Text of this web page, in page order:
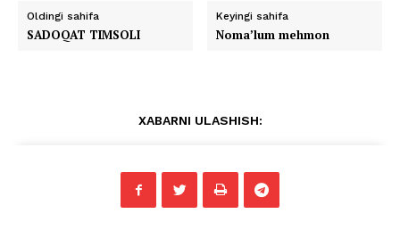
Oldingi sahifa
SADOQAT TIMSOLI
Keyingi sahifa
Noma’lum mehmon
XABARNI ULASHISH: